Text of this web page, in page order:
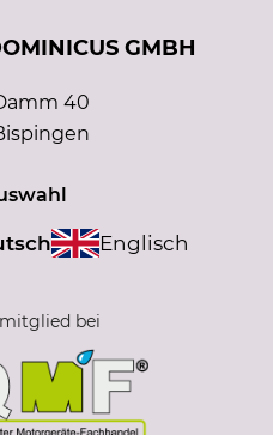
GMBH
40
Englisch
bei